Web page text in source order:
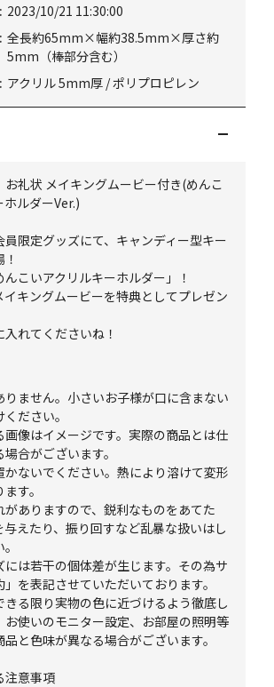
2023/10/21 11:30:00
全長約65mm×幅約38.5mm×厚さ約
5mm（棒部分含む）
アクリル 5mm厚 / ポリプロピレン
お礼状 メイキングムービー付き(めんこ
ルダーVer.)
員限定グッズにて、キャンディー型キー
こいアクリルキーホルダー」！
イキングムービーを特典としてプレゼン
れてくださいね！
ません。小さいお子様が口に含まない
ださい。
像はイメージです。実際の商品とは仕
合がございます。
ないでください。熱により溶けて変形
す。
ありますので、鋭利なものをあてた
与えたり、振り回すなど乱暴な扱いはし
は若干の個体差が生じます。その為サ
を表記させていただいております。
る限り実物の色に近づけるよう徹底し
お使いのモニター設定、お部屋の照明等
と色味が異なる場合がございます。
意事項